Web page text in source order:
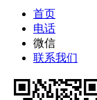
首页
电话
微信
联系我们